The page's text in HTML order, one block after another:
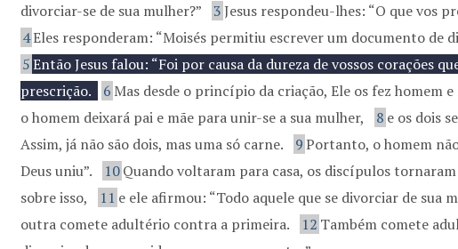
divorciar-se de sua mulher?”
3Jesus respondeu-lhes: “O que vos
4Eles responderam: “Moisés permitiu escrever um documento de
5Então Jesus falou: “Foi por causa da dureza de vossos corações
prescrição.
6 Mas desde o princípio da criação, Ele os fez homem
o homem deixará pai e mãe para unir-se a sua mulher,
8 e os dois
Assim, já não são dois, mas uma só carne.
9Portanto, o homem
Deus uniu”.
10Quando voltaram para casa, os discípulos
sobre isso,
11 e ele afirmou: “Todo aquele que se divorciar de sua
outra comete adultério contra a primeira.
12 Também comete